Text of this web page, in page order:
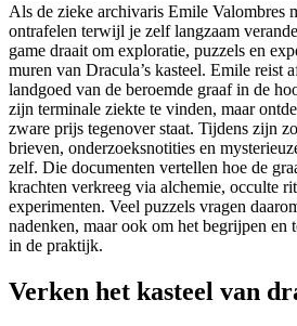
Als de zieke archivaris Emile Valombres
ontrafelen terwijl je zelf langzaam
game draait om exploratie, puzzels en
muren van Dracula’s kasteel. Emile reist
landgoed van de beroemde graaf in de
zijn terminale ziekte te vinden, maar
zware prijs tegenover staat. Tijdens zijn
brieven, onderzoeksnotities en
zelf. Die documenten vertellen hoe de
krachten verkreeg via alchemie, occulte
experimenten. Veel puzzels vragen
nadenken, maar ook om het begrijpen en
in de praktijk.
Verken het kasteel van